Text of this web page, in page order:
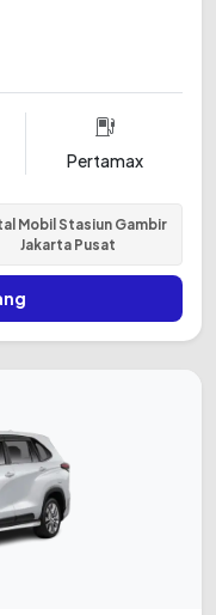
Pertamax
Mobil Stasiun Gambir
Jakarta Pusat